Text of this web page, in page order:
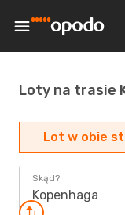
Loty na trasie
Lot w obie
Skąd?
Kopenhaga